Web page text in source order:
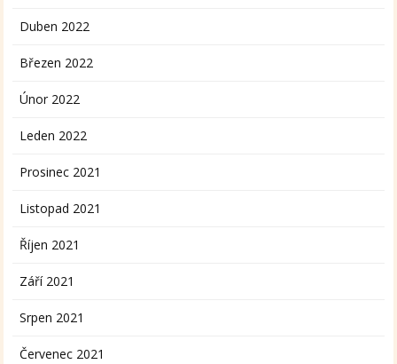
Duben 2022
Březen 2022
Únor 2022
Leden 2022
Prosinec 2021
Listopad 2021
Říjen 2021
Září 2021
Srpen 2021
Červenec 2021